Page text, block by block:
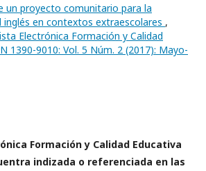
un proyecto comunitario para la
inglés en contextos extraescolares ,
Electrónica Formación y Calidad
1390-9010: Vol. 5 Núm. 2 (2017): Mayo-
Formación y Calidad Educativa
indizada o referenciada en las